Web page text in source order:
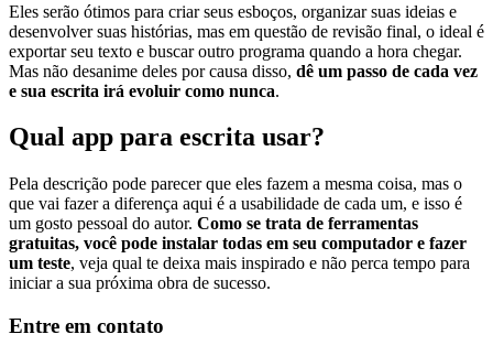
Eles serão ótimos para criar seus esboços, organizar suas ideias e
desenvolver suas histórias, mas em questão de revisão final, o ideal é
exportar seu texto e buscar outro programa quando a hora chegar.
Mas não desanime deles por causa disso, dê um passo de cada vez
e sua escrita irá evoluir como nunca.
Qual app para escrita usar?
Pela descrição pode parecer que eles fazem a mesma coisa, mas o
que vai fazer a diferença aqui é a usabilidade de cada um, e isso é
um gosto pessoal do autor. Como se trata de ferramentas
gratuitas, você pode instalar todas em seu computador e fazer
um teste, veja qual te deixa mais inspirado e não perca tempo para
iniciar a sua próxima obra de sucesso.
Entre em contato